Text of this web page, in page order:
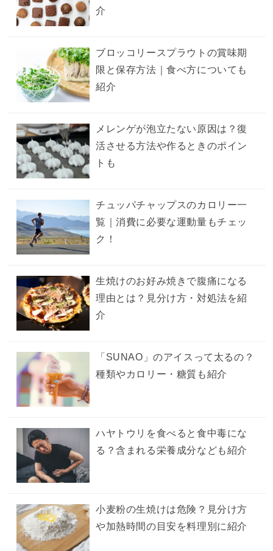
介
ブロッコリースプラウトの賞味期
限と保存方法｜食べ方についても
紹介
メレンゲが泡立たない原因は？復
活させる方法や作るときのポイン
トも
チュッパチャップスのカロリー一
覧｜消費に必要な運動量もチェッ
ク！
生焼けのお好み焼きで腹痛になる
理由とは？見分け方・対処法を紹
介
「SUNAO」のアイスって太るの？
種類やカロリー・糖質も紹介
ハヤトウリを食べると食中毒にな
る？含まれる栄養成分なども紹介
小麦粉の生焼けは危険？見分け方
や加熱時間の目安を料理別に紹介